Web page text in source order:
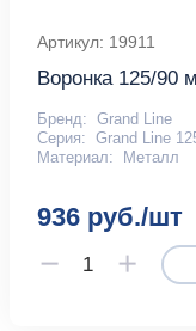
Артикул: 19911
Воронка 125/90
Бренд: Grand Line
Серия: Grand Line
Материал:
Металл
936 руб./шт